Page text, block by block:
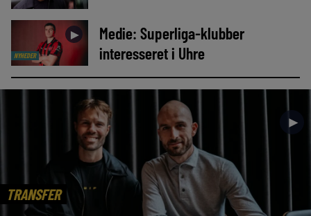
NYHEDER
►
Medie: Superliga-klubber
interesseret i Uhre
TRANSFER
►